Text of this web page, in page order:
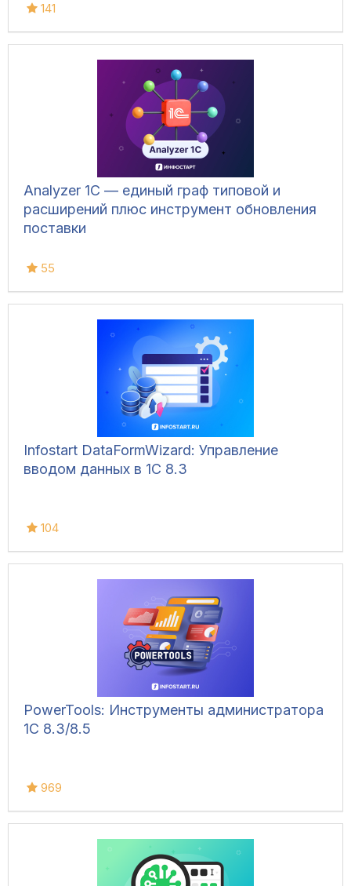
141
Analyzer 1C — единый граф типовой и
расширений плюс инструмент обновления
поставки
55
Infostart DataFormWizard: Управление
вводом данных в 1С 8.3
104
PowerTools: Инструменты администратора
1С 8.3/8.5
969